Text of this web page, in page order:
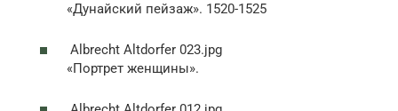
«Дунайский пейзаж». 1520-1525
Albrecht Altdorfer 023.jpg
«Портрет женщины».